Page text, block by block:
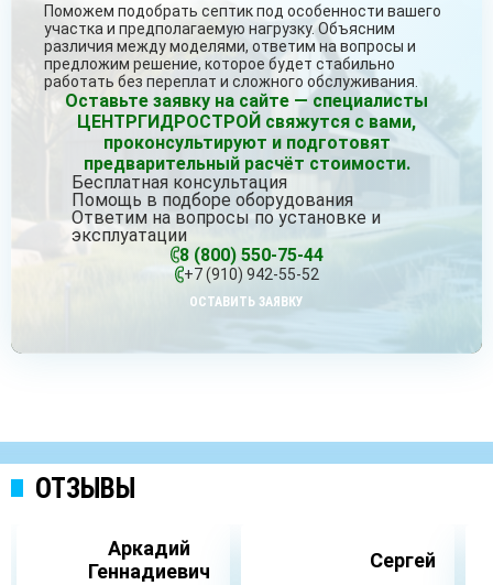
Поможем подобрать септик под особенности вашего
участка и предполагаемую нагрузку. Объясним
различия между моделями, ответим на вопросы и
предложим решение, которое будет стабильно
работать без переплат и сложного обслуживания.
Оставьте заявку на сайте — специалисты
ЦЕНТРГИДРОСТРОЙ свяжутся с вами,
проконсультируют и подготовят
предварительный расчёт стоимости.
Бесплатная консультация
Помощь в подборе оборудования
Ответим на вопросы по установке и
эксплуатации
8 (800) 550-75-44
+7 (910) 942-55-52
ОСТАВИТЬ ЗАЯВКУ
ОТЗЫВЫ
Аркадий
Геннадиевич
Сергей